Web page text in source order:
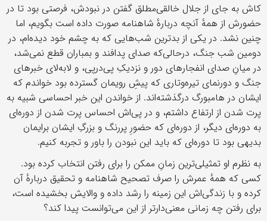
کاش به جای از جلال خالقی‌مطلق گفتن در نبودش، فرصتی بود تا در
حضورش از همهٔ آنچه دربارهٔ شاهنامه صورت داده است بگویم، اما
چنین نشد. در یکی از بدترین شب‌هایی که به چشم خود دیده‌ام، در
دومین شب جنگ، درحالی‌که صدای پدافند و بمباران قطع نمی‌شد،
در میانِ صدای انفجارهای دور و نزدیکِ پی‌درپی، و لابه‌لای خبرهای
جنگ و دورنمای تیره‌وتاری که پیشِ رویمان گسترده بود خواندم که
ایشان در هامبورگ درگذشته‌اند. از خواندن این خبر احساسی شبیه به
پرت شدن از ارتفاع داشتم، و در پی‌اش احساس پرت شدن از دوره‌ای
به دوره‌ای دیگر، از دوره‌ای که حضورِ پررنگ و بزرگِ ایشان برایمان
بدیهی بود تا دوره‌ای که باید این نبودن را باور و تجربه کنیم.
به نظرم او تمثیلی‌ترین زمانِ ممکن را برای رفتن انتخاب کرده بود.
کسی که همهٔ عمرش را صرف تصحیح شاهنامه و تحقیق دربارهٔ آن
کرده و با زندگی‌اش این زمینه را رشد داده و والایش بخشیده است،
برای رفتن چه زمانی معنی‌دارتر از این می‌توانست پیدا کند؟